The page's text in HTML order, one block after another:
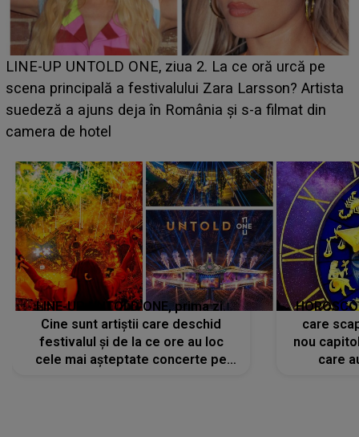
Ce a dezvăluit noua concurentă din "Casa Iubirii"
luat prin surprindere pe Emanuel. CINE ESTE
BĂIATUL VIZAT de Alexandra?! Aflându-se în fața
faptului împlinit, A RECUNOSCUT IMEDIAT: "Am
LINE-UP UNTOLD ONE, prima zi.
Cine sunt artiștii care deschid
festivalul și de la ce ore au loc
cele mai așteptate concerte pe
care
nou
care